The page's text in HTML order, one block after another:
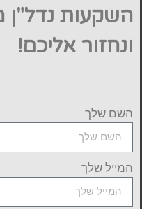
השקעות
ונחזור אליכם!
השם שלך
המייל שלך